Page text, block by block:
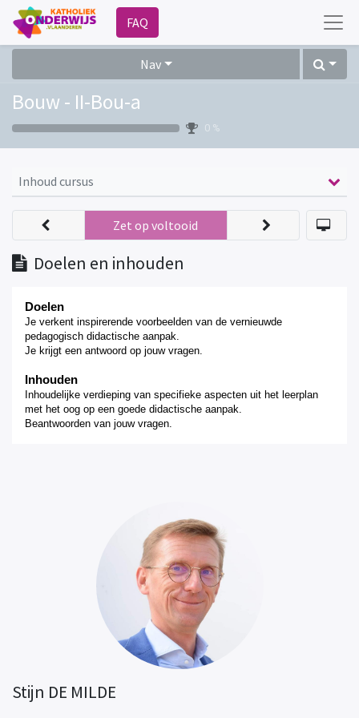
FAQ
Nav
Bouw - II-Bou-a
0 %
Inhoud cursus
Doelen en inhouden
Zet op voltooid
Doelen
Je verkent inspirerende voorbeelden van de vernieuwde
pedagogisch didactische aanpak.
Je krijgt een antwoord op jouw vragen.
Inhouden
nhoudelijke verdieping van specifieke aspecten uit het leerplan
met het oog op een goede didactische aanpak.
Beantwoorden van jouw vragen.
Stijn DE MILDE